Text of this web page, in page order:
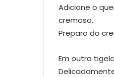
Adicione o
cremoso.
Preparo do
Em outra